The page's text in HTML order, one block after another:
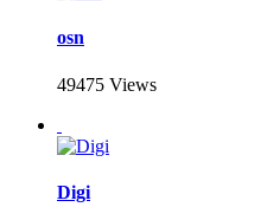
osn
49475 Views
Digi